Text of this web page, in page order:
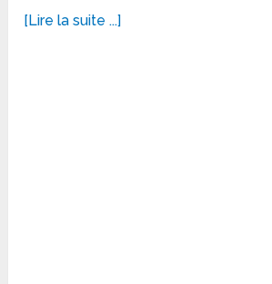
[Lire la suite ...]